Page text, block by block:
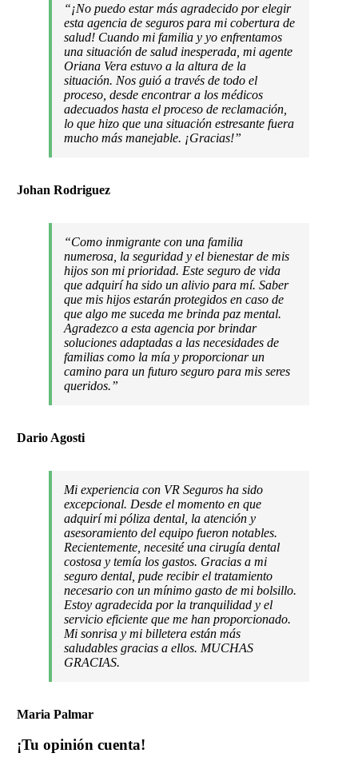
“¡No puedo estar más agradecido por elegir
esta agencia de seguros para mi cobertura de
salud! Cuando mi familia y yo enfrentamos
una situación de salud inesperada, mi agente
Oriana Vera estuvo a la altura de la
situación. Nos guió a través de todo el
proceso, desde encontrar a los médicos
adecuados hasta el proceso de reclamación,
lo que hizo que una situación estresante fuera
mucho más manejable. ¡Gracias!”
Johan Rodriguez
“Como inmigrante con una familia
numerosa, la seguridad y el bienestar de mis
hijos son mi prioridad. Este seguro de vida
que adquirí ha sido un alivio para mí. Saber
que mis hijos estarán protegidos en caso de
que algo me suceda me brinda paz mental.
Agradezco a esta agencia por brindar
soluciones adaptadas a las necesidades de
familias como la mía y proporcionar un
camino para un futuro seguro para mis seres
queridos.”
Dario Agosti
Mi experiencia con VR Seguros ha sido
excepcional. Desde el momento en que
adquirí mi póliza dental, la atención y
asesoramiento del equipo fueron notables.
Recientemente, necesité una cirugía dental
costosa y temía los gastos. Gracias a mi
seguro dental, pude recibir el tratamiento
necesario con un mínimo gasto de mi bolsillo.
Estoy agradecida por la tranquilidad y el
servicio eficiente que me han proporcionado.
Mi sonrisa y mi billetera están más
saludables gracias a ellos. MUCHAS
GRACIAS.
Maria Palmar
¡Tu opinión cuenta!